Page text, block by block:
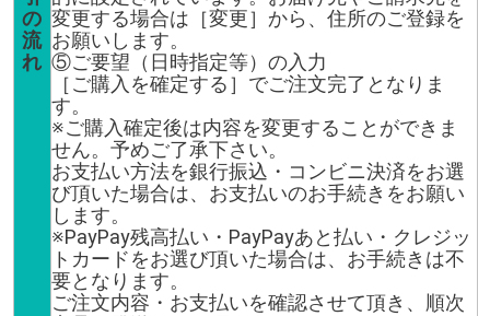
の
流
れ
変更する場合は［変更］から、住所のご登録を
お願いします。
⑤ご要望（日時指定等）の入力
［ご購入を確定する］でご注文完了となりま
す。
※ご購入確定後は内容を変更することができま
せん。予めご了承下さい。
お支払い方法を銀行振込・コンビニ決済をお選
び頂いた場合は、お支払いのお手続きをお願い
します。
※PayPay残高払い・PayPayあと払い・クレジッ
トカードをお選び頂いた場合は、お手続きは不
要となります。
ご注文内容・お支払いを確認させて頂き、順次